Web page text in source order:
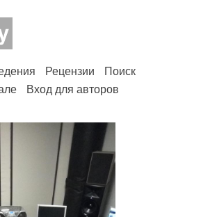
Рецензии
Поиск
Вход для авторов